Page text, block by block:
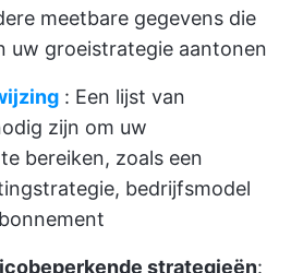
meetbare gegevens die
uw groeistrategie aantonen
: Een lijst van
zijn om uw
bereiken, zoals een
bedrijfsmodel
strategieën: